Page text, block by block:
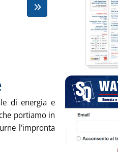
. Pubblicata venerdì 27 agosto 2021 alle 9.56.
di energia e
portiamo in
l'impronta
per produrre cibo